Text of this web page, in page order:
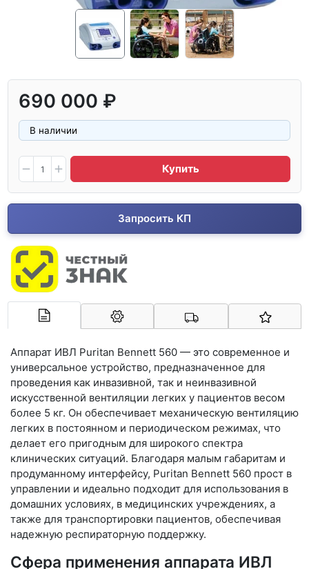
690 000 ₽
В наличии
Купить
Запросить КП
Арконт-Мед
Аппарат ИВЛ Puritan Bennett 560 — это современное и
универсальное устройство, предназначенное для
проведения как инвазивной, так и неинвазивной
искусственной вентиляции легких у пациентов весом
более 5 кг. Он обеспечивает механическую вентиляцию
легких в постоянном и периодическом режимах, что
делает его пригодным для широкого спектра
клинических ситуаций. Благодаря малым габаритам и
продуманному интерфейсу, Puritan Bennett 560 прост в
управлении и идеально подходит для использования в
домашних условиях, в медицинских учреждениях, а
также для транспортировки пациентов, обеспечивая
надежную респираторную поддержку.
Сфера применения аппарата ИВЛ